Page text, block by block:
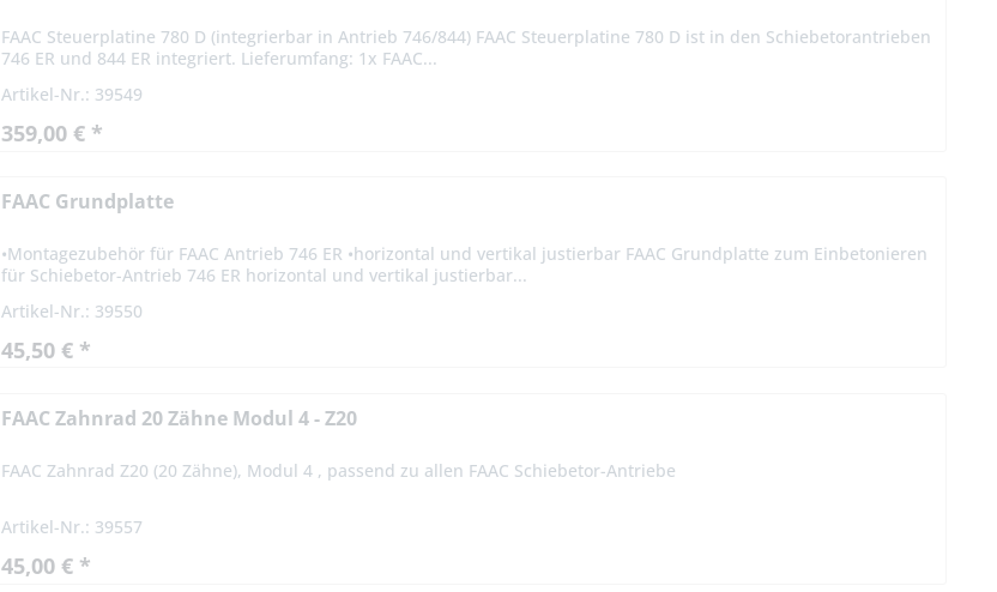
FAAC Steuerplatine 780 D (integrierbar in Antrieb 746/844) FAAC Steuerplatine 780 D ist in den Schiebetorantrieben
746 ER und 844 ER integriert. Lieferumfang: 1x FAAC...
Artikel-Nr.: 39549
359,00 € *
FAAC Grundplatte
•Montagezubehör für FAAC Antrieb 746 ER •horizontal und vertikal justierbar FAAC Grundplatte zum Einbetonieren
für Schiebetor-Antrieb 746 ER horizontal und vertikal justierbar...
Artikel-Nr.: 39550
45,50 € *
FAAC Zahnrad 20 Zähne Modul 4 - Z20
FAAC Zahnrad Z20 (20 Zähne), Modul 4 , passend zu allen FAAC Schiebetor-Antriebe
Artikel-Nr.: 39557
45,00 € *